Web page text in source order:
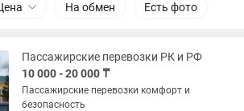
На обмен Есть фото
Пассажирские перевозки РК и РФ
10 000 - 20 000 ₸
Пассажирские перевозки комфорт и
безопасность